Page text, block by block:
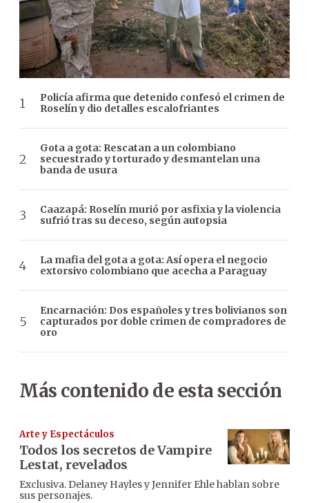
Policía afirma que detenido confesó el crimen de
Roselín y dio detalles escalofriantes
Gota a gota: Rescatan a un colombiano
secuestrado y torturado y desmantelan una
banda de usura
Caazapá: Roselín murió por asfixia y la violencia
sufrió tras su deceso, según autopsia
La mafia del gota a gota: Así opera el negocio
extorsivo colombiano que acecha a Paraguay
Encarnación: Dos españoles y tres bolivianos son
capturados por doble crimen de compradores de
oro
Más contenido de esta sección
Arte y Espectáculos
Todos los secretos de Vampire
Lestat, revelados
Exclusiva. Delaney Hayles y Jennifer Ehle hablan sobre
sus personajes.